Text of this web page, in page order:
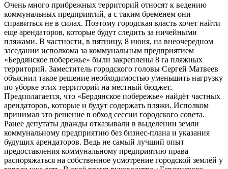
Очень много прибрежных территорий относят к ведению
коммунальных предприятий, а с таким бременем они
справиться не в силах. Поэтому городская власть хочет найти
еще арендаторов, которые будут следить за ничейными
пляжами. В частности, в пятницу, 8 июня, на внеочередном
заседании исполкома за коммунальным предприятием
«Бердянское побережье» были закреплены 8 га пляжных
территорий. Заместитель городского головы Сергей Матвеев
объяснил такое решение необходимостью уменьшить нагрузку
по уборке этих территорий на местный бюджет.
Предполагается, что «Бердянское побережье» найдёт частных
арендаторов, которые и будут содержать пляжи. Исполком
принимал это решение в обход сессии городского совета.
Ранее депутаты дважды отказывали в выделении земли
коммунальному предприятию без бизнес-плана и указания
будущих арендаторов. Ведь не самый лучший опыт
предоставления коммунальному предприятию права
распоряжаться на собственное усмотрение городской землёй у